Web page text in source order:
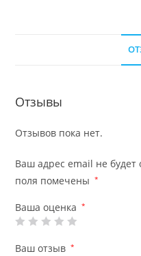
Отзывы
Отзывов пока нет.
Ваш адрес email не будет
поля помечены
*
Ваша оценка *
Ваш отзыв *